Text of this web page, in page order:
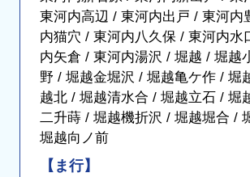
東河内高辺 / 東河内出戸 / 東河内
内猫穴 / 東河内八久保 / 東河内水
内矢倉 / 東河内湯沢 / 堀越 / 堀越
野 / 堀越金堀沢 / 堀越亀ケ作 / 堀
越北 / 堀越清水合 / 堀越立石 / 堀
二升蒔 / 堀越機折沢 / 堀越堀合 /
堀越向ノ前
【ま行】